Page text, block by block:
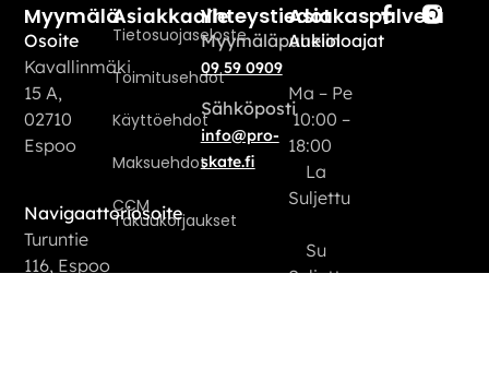
Asiakkaalle
Tietosuojaseloste
Toimitusehdot
Käyttöehdot
Maksuehdot
CCM
Takuukorjaukset
Myymälä
Osoite
Kavallinmäki
15 A,
02710
Espoo
Navigaattoriosoite
Turuntie
116, Espoo
Yhteystiedot
Myymäläpuhelin
09 59 0909
Sähköposti
info@pro-
skate.fi
Asiakaspalvelu
Aukioloajat
Ma – Pe
10:00 –
18:00
La
Suljettu
Su
Suljettu